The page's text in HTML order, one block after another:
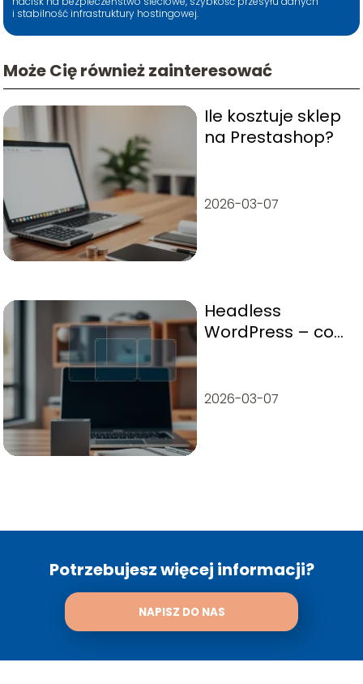
i stabilność infrastruktury hostingowej.
Może Cię również zainteresować
Ile kosztuje sklep
na Prestashop?
2026-03-07
Headless
WordPress – co
2026-03-07
Potrzebujesz więcej informacji?
NAPISZ DO NAS